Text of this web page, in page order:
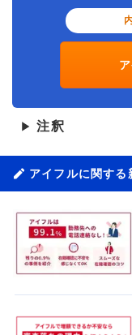
▶ 注釈
アイフルに関する